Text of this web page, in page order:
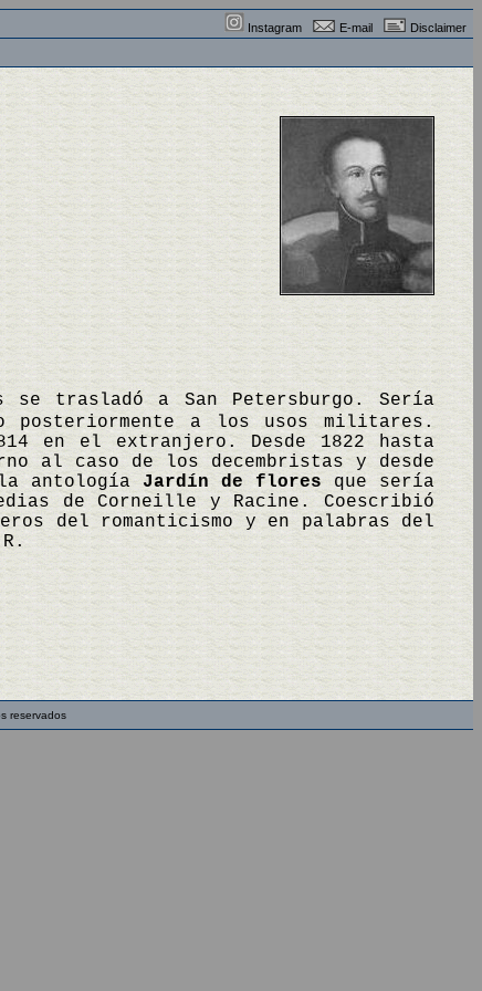
Instagram E-mail Disclaimer
trasladó a San Petersburgo. Sería
posteriormente a los usos militares.
en el extranjero. Desde 1822 hasta
al caso de los decembristas y desde
la antología Jardín de floresque sería
de Corneille y Racine. Coescribió
del romanticismo y en palabras del
reservados